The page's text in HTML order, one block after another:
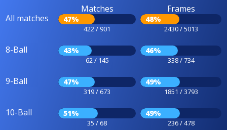
All matches
Matches
47%
422 / 901
Frames
48%
2430 / 5013
8-Ball 43%
62 / 145
46%
338 / 734
9-Ball 47%
319 / 673
49%
1851 / 3793
10-Ball 51%
35 / 68
49%
236 / 478